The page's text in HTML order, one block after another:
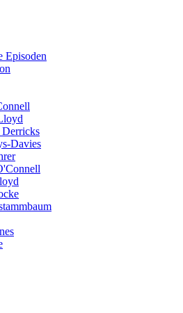
Episoden
Derricks
Davies